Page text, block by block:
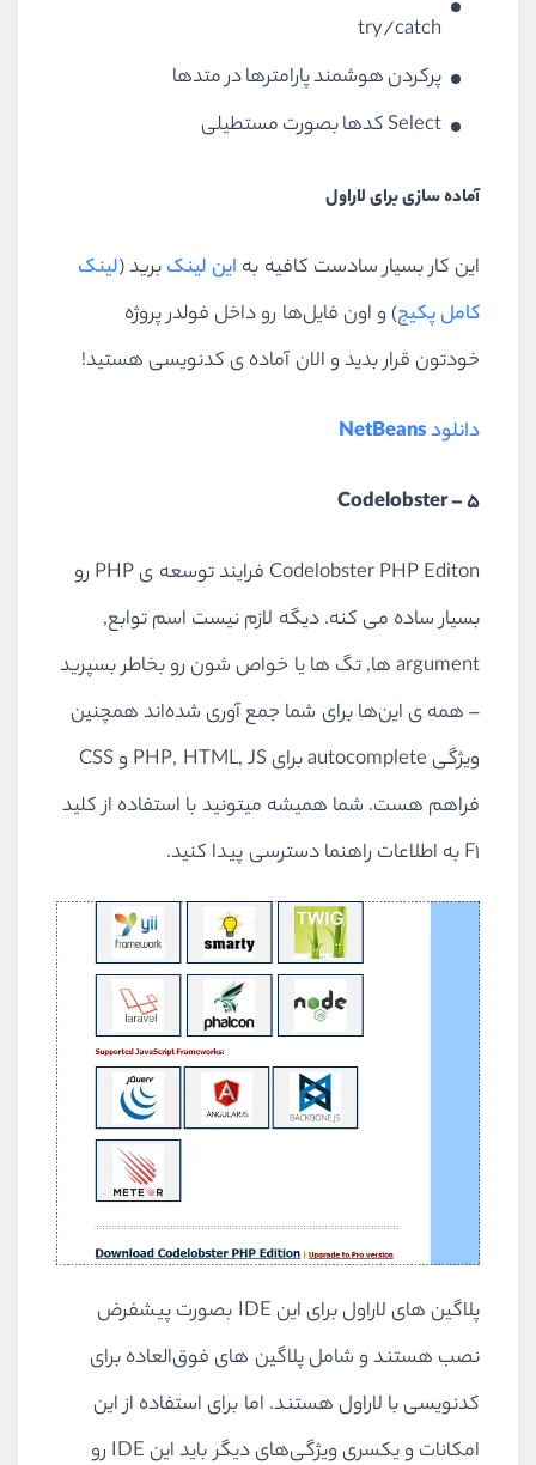
try/catch
پرکردن هوشمند پارامترها در متدها
Select کدها بصورت مستطیلی
آماده سازی برای لاراول
این کار بسیار سادست کافیه به این لینکبرید (لینک
کامل پکیج) و اون فایل‌ها رو داخل فولدر پروژه
خودتون قرار بدید و الان آماده ی کدنویسی هستید!
دانلودNetBeans
5 – Codelobster
Codelobster PHP Editon فرایند توسعه ی PHP رو
بسیار ساده می کنه. دیگه لازم نیست اسم توابع,
argument ها, تگ ها یا خواص شون رو بخاطر بسپرید
– همه ی این‌ها برای شما جمع آوری شده‌اند همچنین
ویژگی autocomplete برای PHP, HTML, JS و CSS
فراهم هست. شما همیشه میتونید با استفاده از کلید
F1 به اطلاعات راهنما دسترسی پیدا کنید.
پلاگین های لاراول برای این IDE بصورت پیشفرض
نصب هستند و شامل پلاگین های فوق‌العاده برای
کدنویسی با لاراول هستند. اما برای استفاده از این
امکانات و یکسری ویژگی‌های دیگر باید این IDE رو